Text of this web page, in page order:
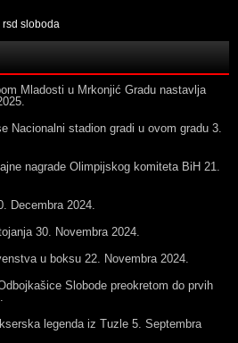
rsd sloboda
Mladosti u Mrkonjić Gradu nastavlja
Nacionalni stadion gradi u ovom gradu 3.
nagrade Olimpijskog komiteta BiH 21.
Decembra 2024.
30. Novembra 2024.
u boksu 22. Novembra 2024.
Slobode preokretom do prvih
legenda iz Tuzle 5. Septembra